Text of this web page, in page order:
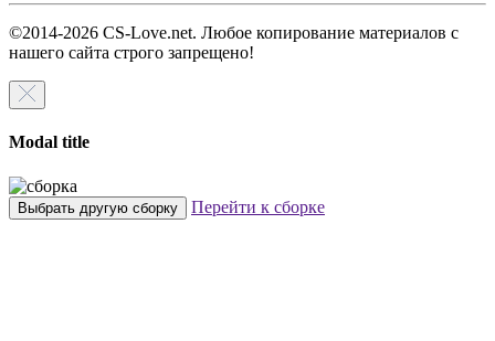
©2014-2026 CS-Love.net. Любое копирование материалов с
нашего сайта строго запрещено!
Modal title
Выбрать другую сборку Перейти к сборке